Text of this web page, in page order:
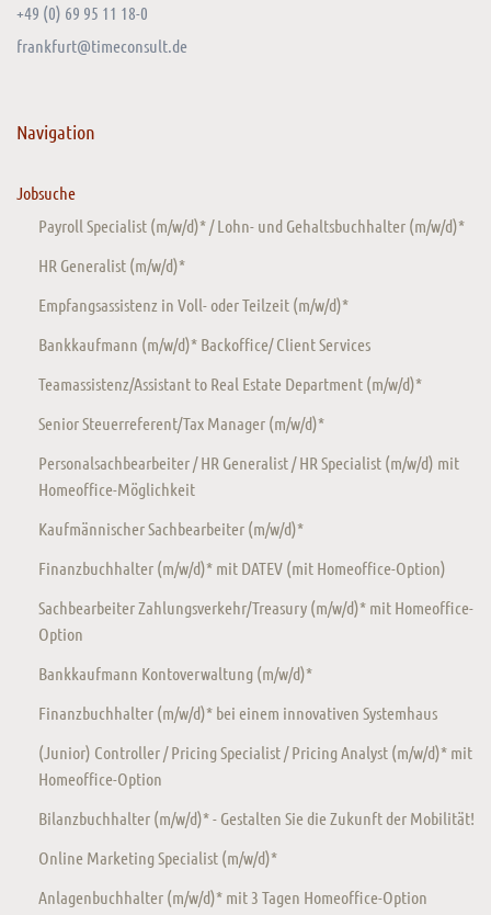
+49 (0) 69 95 11 18-0
frankfurt@timeconsult.de
Navigation
Jobsuche
Payroll Specialist (m/w/d)* / Lohn- und Gehaltsbuchhalter (m/w/d)*
HR Generalist (m/w/d)*
Empfangsassistenz in Voll- oder Teilzeit (m/w/d)*
Bankkaufmann (m/w/d)* Backoffice/ Client Services
Teamassistenz/Assistant to Real Estate Department (m/w/d)*
Senior Steuerreferent/Tax Manager (m/w/d)*
Personalsachbearbeiter / HR Generalist / HR Specialist (m/w/d) mit
Homeoffice-Möglichkeit
Kaufmännischer Sachbearbeiter (m/w/d)*
Finanzbuchhalter (m/w/d)* mit DATEV (mit Homeoffice-Option)
Sachbearbeiter Zahlungsverkehr/Treasury (m/w/d)* mit Homeoffice-
Option
Bankkaufmann Kontoverwaltung (m/w/d)*
Finanzbuchhalter (m/w/d)* bei einem innovativen Systemhaus
(Junior) Controller / Pricing Specialist / Pricing Analyst (m/w/d)* mit
Homeoffice-Option
Bilanzbuchhalter (m/w/d)* - Gestalten Sie die Zukunft der Mobilität!
Online Marketing Specialist (m/w/d)*
Anlagenbuchhalter (m/w/d)* mit 3 Tagen Homeoffice-Option